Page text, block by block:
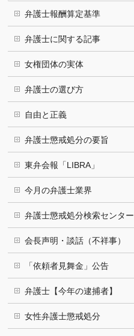
弁護士報酬算定基準
弁護士に関する記事
女権団体の実体
弁護士の選び方
自由と正義
弁護士懲戒処分の要旨
東弁会報「LIBRA」
今月の弁護士業界
弁護士懲戒処分検索センター
会長声明・談話（不祥事）
「依頼者見舞金」公告
弁護士【今年の逮捕者】
女性弁護士懲戒処分